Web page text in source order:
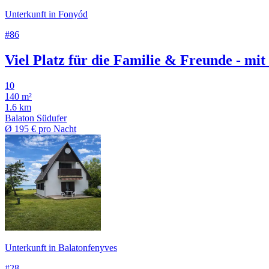
Unterkunft in Fonyód
#86
Viel Platz für die Familie & Freunde - mit
10
140 m²
1.6 km
Balaton Südufer
Ø 195 € pro Nacht
Unterkunft in Balatonfenyves